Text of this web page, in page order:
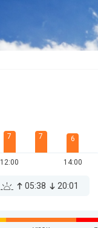
7
12:00
7 6
14:00
05:38 20:01